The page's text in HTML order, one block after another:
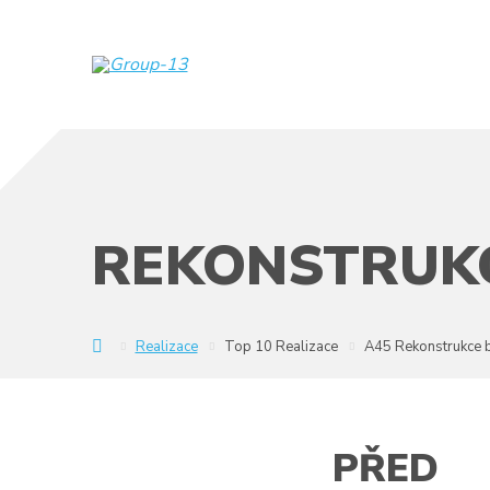
Realizace Top 10 Realizace A45 Rekonstrukce
PŘED